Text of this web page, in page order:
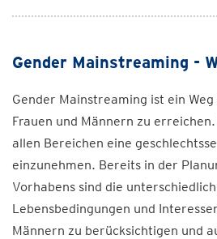
Gender Mainstreaming -
Gender Mainstreaming ist ein
Frauen und Männern zu
allen Bereichen eine
einzunehmen. Bereits in der
Vorhabens sind die
Lebensbedingungen und
Männern zu berücksichtigen und